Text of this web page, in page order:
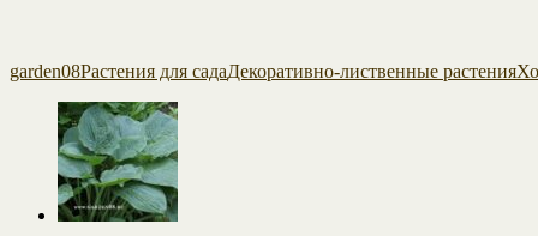
garden08Растения для садаДекоративно-лиственные растения